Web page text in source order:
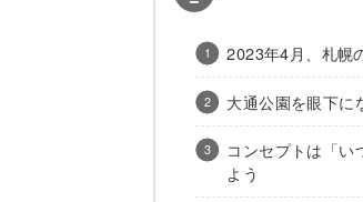
2023年4月、札幌
大通公園を眼下に
コンセプトは「い
よう